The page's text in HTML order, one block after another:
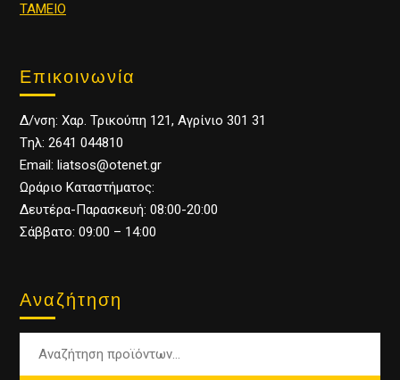
ΤΑΜΕΙΟ
Επικοινωνία
Δ/νση: Χαρ. Τρικούπη 121, Αγρίνιο 301 31
Tηλ: 2641 044810
Email: liatsos@otenet.gr
Ωράριο Καταστήματος:
Δευτέρα-Παρασκευή: 08:00-20:00
Σάββατο: 09:00 – 14:00
Αναζήτηση